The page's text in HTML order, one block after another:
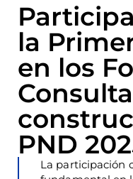
la
en los
PND
La participación